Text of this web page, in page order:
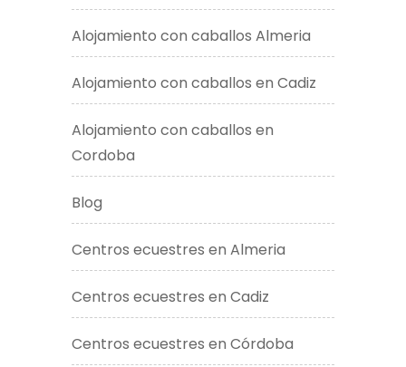
Alojamiento con caballos Almeria
Alojamiento con caballos en Cadiz
Alojamiento con caballos en
Cordoba
Blog
Centros ecuestres en Almeria
Centros ecuestres en Cadiz
Centros ecuestres en Córdoba